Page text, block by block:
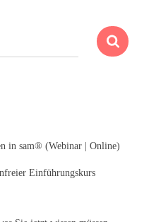
in sam® (Webinar | Online)
Einführungskurs